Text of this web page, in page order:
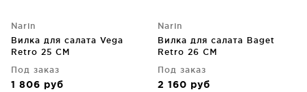
Narin
Вилка для салата Vega
Retro 25 CM
Под заказ
1 806 руб
Narin
Вилка для салата Baget
Retro 26 CM
Под заказ
2 160 руб